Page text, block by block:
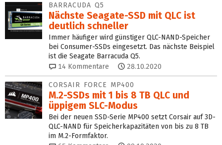
BARRACUDA Q5
Nächste Seagate-SSD mit QLC ist
deutlich schneller
Immer häufiger wird günstiger QLC-NAND-Speicher
bei Consumer-SSDs eingesetzt. Das nächste Beispiel
ist die Seagate Barracuda Q5.
14 Kommentare 28.10.2020
CORSAIR FORCE MP400
M.2-SSDs mit 1 bis 8 TB QLC und
üppigem SLC-Modus
Bei der neuen SSD-Serie MP400 setzt Corsair auf 3D-
QLC-NAND für Speicherkapazitäten von bis zu 8 TB
im M.2-Formfaktor.